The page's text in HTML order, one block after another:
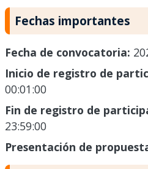
Fechas importantes
Fecha de convocatoria:
Inicio de registro de
00:01:00
Fin de registro de
23:59:00
Presentación de